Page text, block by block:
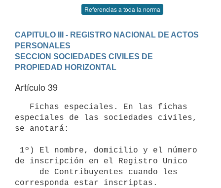
Referencias a toda la norma
CAPITULO III - REGISTRO NACIONAL DE ACTOS
PERSONALES
SECCION SOCIEDADES CIVILES DE
PROPIEDAD HORIZONTAL
Artículo 39
especiales de las sociedades civiles,
se anotará:
de inscripción en el Registro Unico
corresponda estar inscriptas.